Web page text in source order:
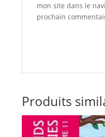
mon site dans le
prochain
Produits